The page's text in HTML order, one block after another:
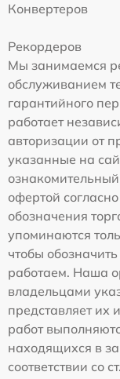
Конвертеров
Рекордеров
Мы занимаемся
обслуживанием
гарантийного
работает
авторизации от
указанные на
офертой
обозначения
упоминаются
чтобы
работаем. Наша
владельцами
представляет их
работ
находящихся в
соответствии со